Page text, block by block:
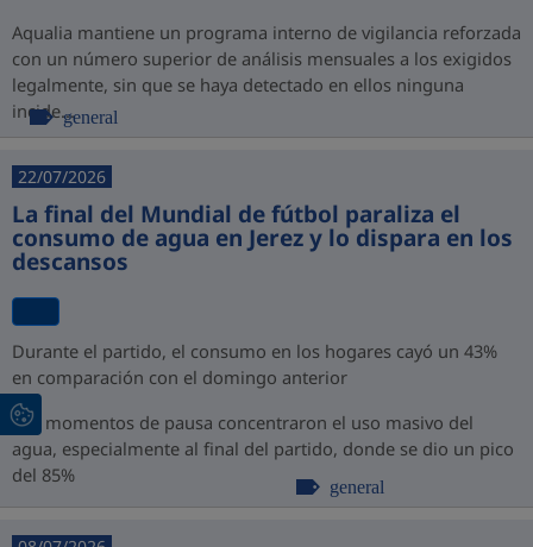
Aqualia mantiene un programa interno de vigilancia reforzada
con un número superior de análisis mensuales a los exigidos
legalmente, sin que se haya detectado en ellos ninguna
incide...general
22/07/2026
La final del Mundial de fútbol paraliza el
consumo de agua en Jerez y lo dispara en los
descansos
Durante el partido, el consumo en los hogares cayó un 43%
en comparación con el domingo anterior
Los momentos de pausa concentraron el uso masivo del
agua, especialmente al final del partido, donde se dio un pico
del 85%
general